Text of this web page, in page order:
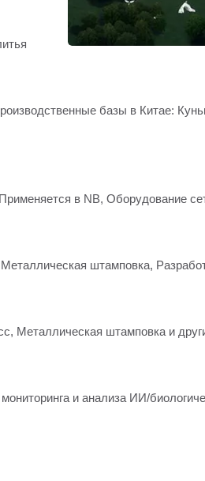
базы в Китае:
в NB, Оборудование
штамповка,
Металлическая штамповка и
и анализа ИИ/